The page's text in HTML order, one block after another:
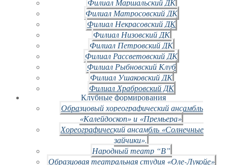
Филиал Маршальский ДК
Филиал Матросовский ДК
Филиал Некрасовский ДК
Филиал Низовский ДК
Филиал Петровский ДК
Филиал Рассветовский ДК
Филиал Рыбновский Клуб
Филиал Ушаковский ДК
Филиал Храбровский ДК
Клубные формирования
Образцовый хореографический ансамбль
«Калейдоскоп» и «Премьера»
Хореографический ансамбль «Солнечные
зайчики».
Народный театр “В”
Образцовая театральная студия «Оле-Лукойе»